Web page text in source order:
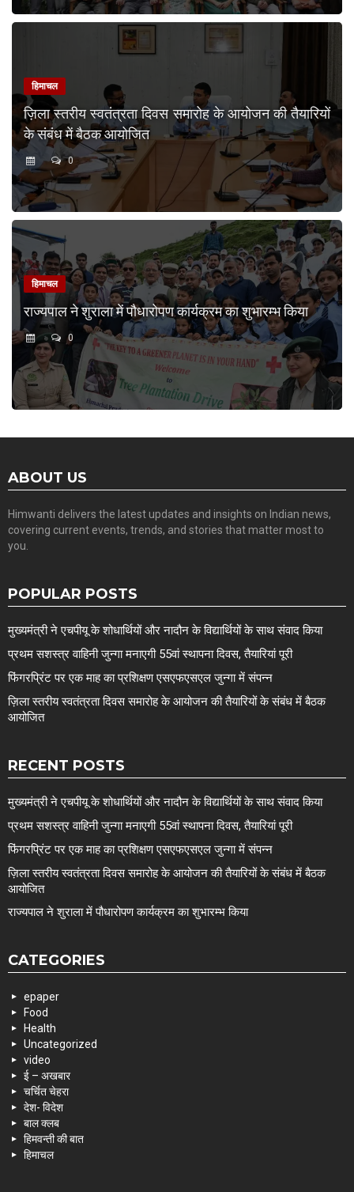
हिमाचल
ज़िला स्तरीय स्वतंत्रता दिवस समारोह के आयोजन की तैयारियों
के संबंध में बैठक आयोजित
0
हिमाचल
राज्यपाल ने शुराला में पौधारोपण कार्यक्रम का शुभारम्भ किया
0
ABOUT US
Himwanti delivers the latest updates and insights on Indian news,
covering current events, trends, and stories that matter most to
you.
POPULAR POSTS
मुख्यमंत्री ने एचपीयू के शोधार्थियों और नादौन के विद्यार्थियों के साथ संवाद किया
प्रथम सशस्त्र वाहिनी जुन्गा मनाएगी 55वां स्थापना दिवस, तैयारियां पूरी
फिंगरप्रिंट पर एक माह का प्रशिक्षण एसएफएसएल जुन्गा में संपन्न
ज़िला स्तरीय स्वतंत्रता दिवस समारोह के आयोजन की तैयारियों के संबंध में बैठक
आयोजित
RECENT POSTS
मुख्यमंत्री ने एचपीयू के शोधार्थियों और नादौन के विद्यार्थियों के साथ संवाद किया
प्रथम सशस्त्र वाहिनी जुन्गा मनाएगी 55वां स्थापना दिवस, तैयारियां पूरी
फिंगरप्रिंट पर एक माह का प्रशिक्षण एसएफएसएल जुन्गा में संपन्न
ज़िला स्तरीय स्वतंत्रता दिवस समारोह के आयोजन की तैयारियों के संबंध में बैठक
आयोजित
राज्यपाल ने शुराला में पौधारोपण कार्यक्रम का शुभारम्भ किया
CATEGORIES
epaper
Food
Health
Uncategorized
video
ई – अखबार
चर्चित चेहरा
देश- विदेश
बाल क्लब
हिमवन्ती की बात
हिमाचल